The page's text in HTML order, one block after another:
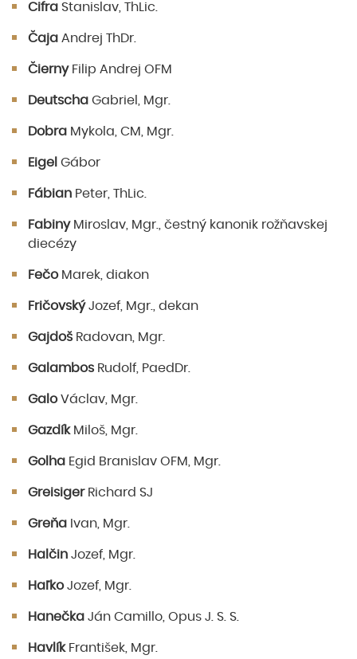
Cifra Stanislav, ThLic.
Čaja Andrej ThDr.
ČiernyFilip Andrej OFM
Deutscha Gabriel, Mgr.
Dobra Mykola, CM, Mgr.
Eigel Gábor
Fábian Peter, ThLic.
FabinyMiroslav, Mgr., čestný kanonik rožňavskej
diecézy
FečoMarek, diakon
FričovskýJozef, Mgr., dekan
Gajdoš Radovan, Mgr.
Galambos Rudolf, PaedDr.
GaloVáclav, Mgr.
GazdíkMiloš, Mgr.
Golha Egid Branislav OFM, Mgr.
GreisigerRichard SJ
Greňa Ivan, Mgr.
Halčin Jozef, Mgr.
HaľkoJozef, Mgr.
Hanečka Ján Camillo, Opus J. S. S.
HavlíkFrantišek, Mgr.